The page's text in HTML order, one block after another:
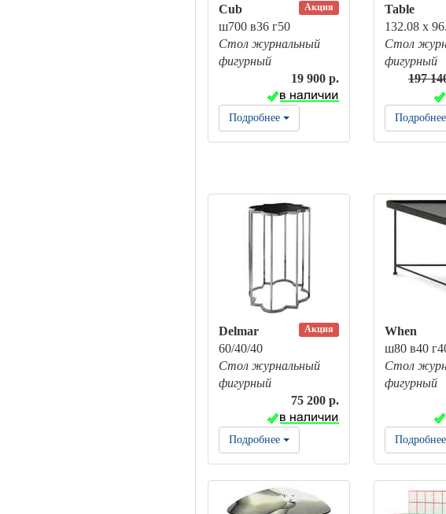
Акция
Cub
ш700 в36 г50
Стол журнальный
фигурный
19 900 р.
Подробнее
Table
132.08 x
Стол
фигурный
197
Акция
Delmar
60/40/40
Стол журнальный
фигурный
75 200 р.
Подробнее
When
ш80 в40
Стол
фигурный